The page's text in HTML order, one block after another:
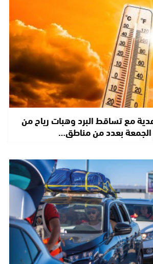
مع تساقط البرد وهبات رياح من
الجمعة بعدد من مناطق…